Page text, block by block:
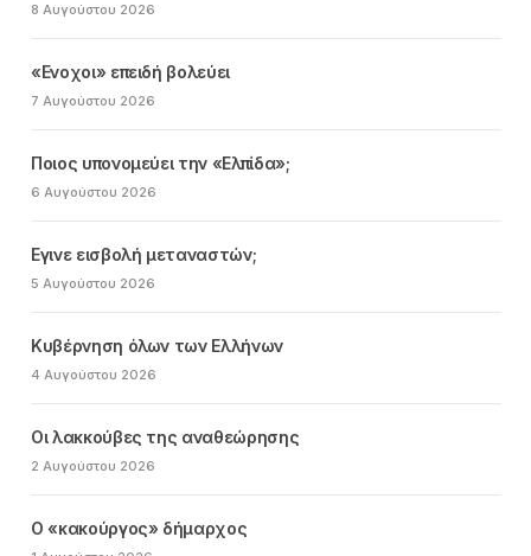
8 Αυγούστου 2026
«Ενοχοι» επειδή βολεύει
7 Αυγούστου 2026
Ποιος υπονομεύει την «Ελπίδα»;
6 Αυγούστου 2026
Εγινε εισβολή μεταναστών;
5 Αυγούστου 2026
Κυβέρνηση όλων των Ελλήνων
4 Αυγούστου 2026
Οι λακκούβες της αναθεώρησης
2 Αυγούστου 2026
Ο «κακούργος» δήμαρχος